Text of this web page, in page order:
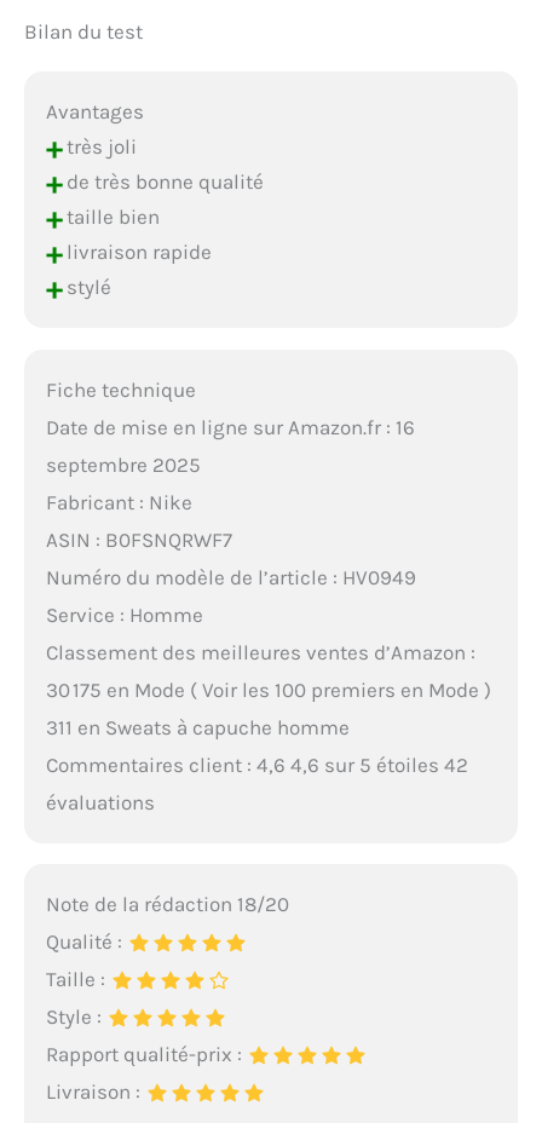
Bilan du test
Avantages
+très joli
+de très bonne qualité
+taille bien
+livraison rapide
+stylé
Fiche technique
Date de mise en ligne sur Amazon.fr : 16
septembre 2025
Fabricant : Nike
ASIN : B0FSNQRWF7
Numéro du modèle de l’article : HV0949
Service : Homme
Classement des meilleures ventes d’Amazon :
30 175 en Mode ( Voir les 100 premiers en Mode )
311 en Sweats à capuche homme
Commentaires client : 4,6 4,6 sur 5 étoiles 42
évaluations
Note de la rédaction 18/20
Qualité :
Taille :
Style :
Rapport qualité-prix :
Livraison :